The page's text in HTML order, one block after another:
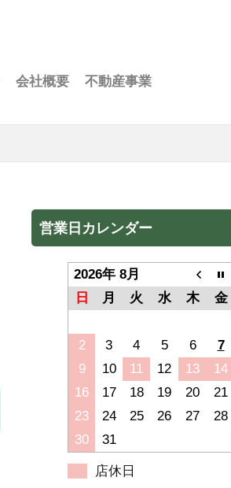
会社概要 不動産事業
営業日カレンダー
2026年 8月
日
月 火 水 木 金
2
3 4 5 6 7
9
10 11 12 13 14
16
17 18 19 20 21
23
24 25 26 27 28
30
31
店休日